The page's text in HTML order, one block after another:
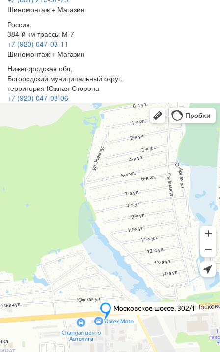
Шиномонтаж + Магазин
Россия,
384-й км трассы М-7
+7 (920) 047-03-11
Шиномонтаж + Магазин
Нижегородская обл,
Богородский муниципальный округ,
территория Южная Сторона
+7 (920) 047-08-06